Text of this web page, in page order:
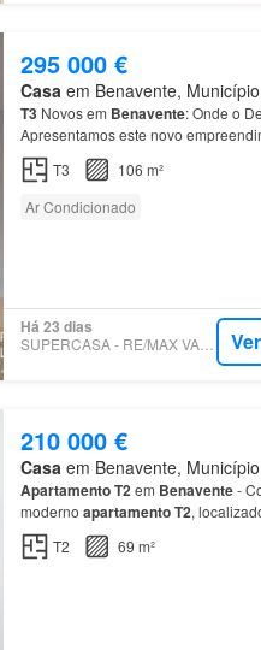
295 000 €
Casa em Benavente,
T3Novos em Benavente: Onde o
Apresentamos este novo
Estes
apartamentos
T3
106 m²
Ar Condicionado
Há 23 dias
SUPERCASA - RE/MAX VANTAGEM LEZÍRIA
210 000 €
Casaem Benavente,
ApartamentoT2em Benavente-
moderno apartamentoT2,
Uma oportunidade única para
T2 69 m²